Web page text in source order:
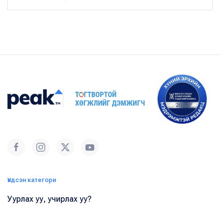
Үндсэн категори
Уурлах уу, учирлах уу?